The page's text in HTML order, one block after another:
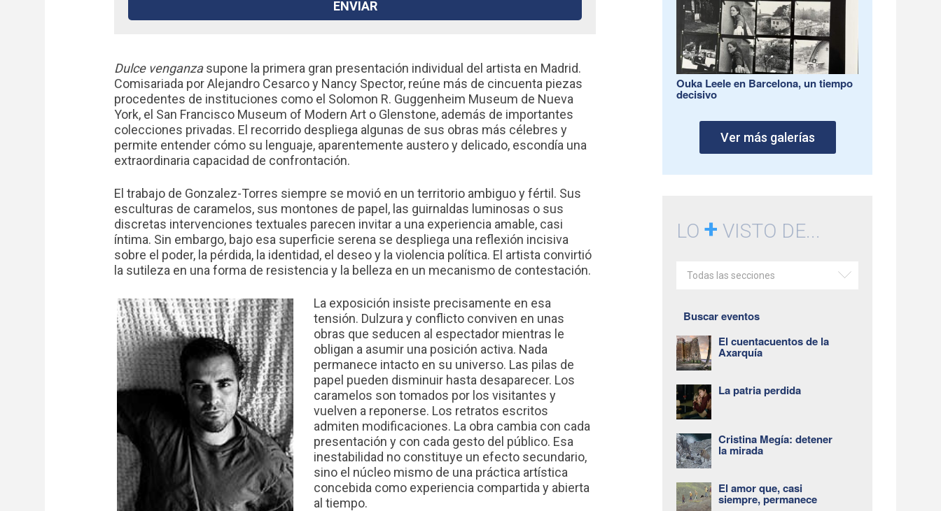
Dulce venganzasupone la primera gran presentación individual del artista en Madrid.
Comisariada por Alejandro Cesarco y Nancy Spector, reúne más de cincuenta piezas
procedentes de instituciones como el Solomon R. Guggenheim Museum de Nueva
York, el San Francisco Museum of Modern Art o Glenstone, además de importantes
colecciones privadas. El recorrido despliega algunas de sus obras más célebres y
permite entender cómo su lenguaje, aparentemente austero y delicado, escondía una
extraordinaria capacidad de confrontación.
El trabajo de Gonzalez-Torres siempre se movió en un territorio ambiguo y fértil. Sus
esculturas de caramelos, sus montones de papel, las guirnaldas luminosas o sus
discretas intervenciones textuales parecen invitar a una experiencia amable, casi
íntima. Sin embargo, bajo esa superficie serena se despliega una reflexión incisiva
sobre el poder, la pérdida, la identidad, el deseo y la violencia política. El artista convirtió
la sutileza en una forma de resistencia y la belleza en un mecanismo de contestación.
La exposición insiste precisamente en esa
tensión. Dulzura y conflicto conviven en unas
obras que seducen al espectador mientras le
obligan a asumir una posición activa. Nada
permanece intacto en su universo. Las pilas de
papel pueden disminuir hasta desaparecer. Los
caramelos son tomados por los visitantes y
vuelven a reponerse. Los retratos escritos
admiten modificaciones. La obra cambia con cada
presentación y con cada gesto del público. Esa
inestabilidad no constituye un efecto secundario,
sino el núcleo mismo de una práctica artística
concebida como experiencia compartida y abierta
al tiempo.
Ouka Leele en Barcelona, un tiempo
decisivo
Ver más galerías
LO+ VISTO DE...
Todas las secciones
Buscar eventos
El cuentacuentos de la
Axarquía
La patria perdida
Cristina Megía: detener
la mirada
El amor que, casi
siempre, permanece